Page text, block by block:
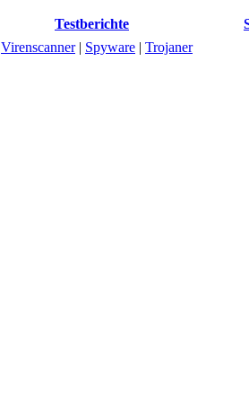
Testberichte
Virenscanner| Spyware | Trojaner